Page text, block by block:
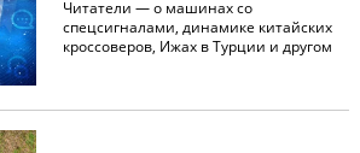
Читатели — о машинах со
спецсигналами, динамике китайских
кроссоверов, Ижах в Турции и другом